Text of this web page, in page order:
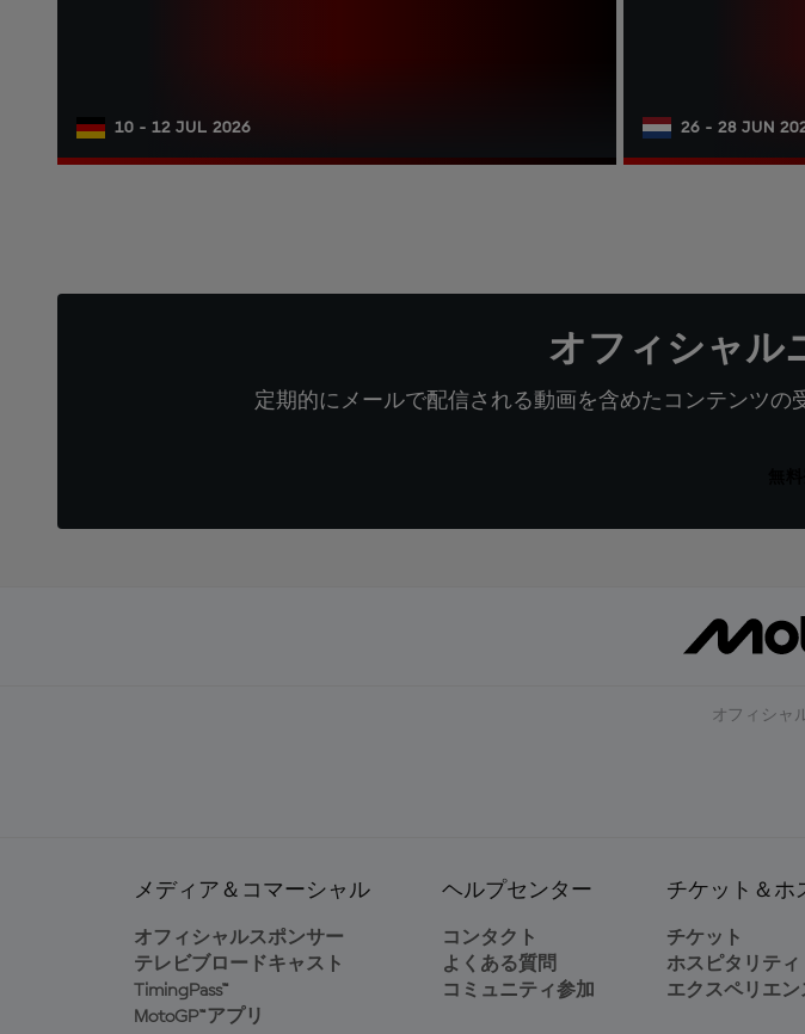
10 - 12 JUL 2026 26 - 28 JUN
オフィシャル
定期的にメールで配信される動画を含めたコンテンツ
オフィシャ
メディア＆コマーシャル
オフィシャルスポンサー
テレビブロードキャスト
TimingPass™
MotoGP™アプリ
ヘルプセンター
コンタクト
よくある質問
コミュニティ参加
チケット＆ホ
チケット
ホスピタリティ
エクスペリエン